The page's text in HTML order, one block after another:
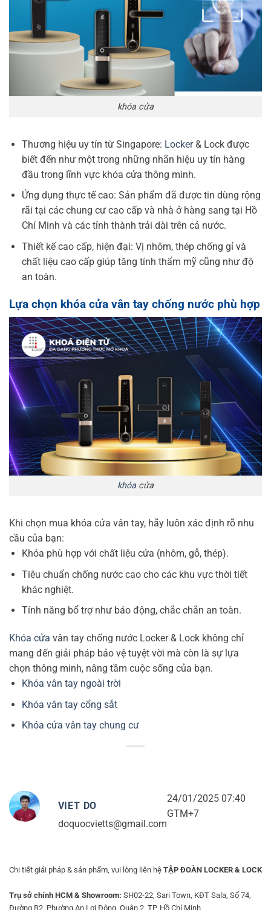
khóa cửa
Thương hiệu uy tín từ Singapore: Locker& Lock được
biết đến như một trong những nhãn hiệu uy tín hàng
đầu trong lĩnh vực khóa cửa thông minh.
Ứng dụng thực tế cao: Sản phẩm đã được tin dùng rộng
rãi tại các chung cư cao cấp và nhà ở hàng sang tại Hồ
Chí Minh và các tỉnh thành trải dài trên cả nước.
Thiết kế cao cấp, hiện đại: Vị nhôm, thép chống gỉ và
chất liệu cao cấp giúp tăng tính thẩm mỹ cũng như độ
an toàn.
Lựa chọn khóa cửa vân tay chống nước phù hợp
khóa cửa
Khi chọn mua khóa cửa vân tay, hãy luôn xác định rõ nhu
cầu của bạn:
Khóa phù hợp với chất liệu cửa (nhôm, gỗ, thép).
Tiêu chuẩn chống nước cao cho các khu vực thời tiết
khác nghiệt.
Tính năng bổ trợ như báo động, chắc chắn an toàn.
Khóa cửa vân tay chống nước Locker & Lock không chỉ
mang đến giải pháp bảo vệ tuyệt vời mà còn là sự lựa
chọn thông minh, nâng tầm cuộc sống của bạn.
Khóa vân tay ngoài trời
Khóa vân tay cổng sắt
Khóa cửa vân tay chung cư
VIET DO
doquocvietts@gmail.com
24/01/2025 07:40
GTM+7
Chi tiết giải pháp & sản phẩm, vui lòng liên hệ TẬP ĐOÀN LOCKER & LOCK
Trụ sở chính HCM & Showroom: SH02-22, Sari Town, KĐT Sala, Số 74,
Đường B2, Phường An Lợi Đông, Quận 2, TP. Hồ Chí Minh